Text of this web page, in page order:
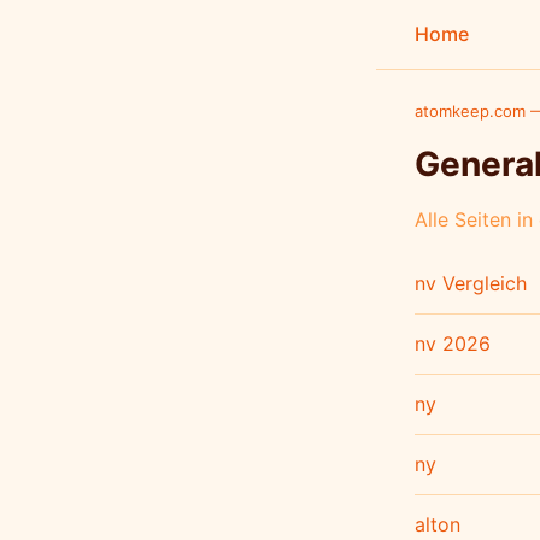
Home
atomkeep.com
Alle Seiten
nv Vergleich
nv 2026
ny
ny
alton